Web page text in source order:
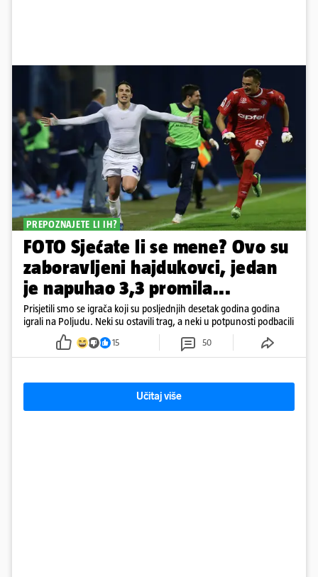
PREPOZNAJETE LI IH?
FOTO Sjećate li se mene? Ovo su
zaboravljeni hajdukovci, jedan
je napuhao 3,3 promila...
Prisjetili smo se igrača koji su posljednjih desetak godina godina
igrali na Poljudu. Neki su ostavili trag, a neki u potpunosti podbacili
15 50
Učitaj više